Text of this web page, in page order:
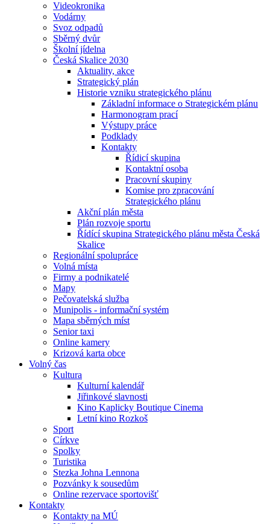
Videokronika
Vodárny
Svoz odpadů
Sběrný dvůr
Školní jídelna
Česká Skalice 2030
Aktuality, akce
Strategický plán
Historie vzniku strategického plánu
Základní informace o Strategickém plánu
Harmonogram prací
Výstupy práce
Podklady
Kontakty
Řídicí skupina
Kontaktní osoba
Pracovní skupiny
Komise pro zpracování
Strategického plánu
Akční plán města
Plán rozvoje sportu
Řídící skupina Strategického plánu města Česká
Skalice
Regionální spolupráce
Volná místa
Firmy a podnikatelé
Mapy
Pečovatelská služba
Munipolis - informační systém
Mapa sběrných míst
Senior taxi
Online kamery
Krizová karta obce
Volný čas
Kultura
Kulturní kalendář
Jiřinkové slavnosti
Kino Kaplicky Boutique Cinema
Letní kino Rozkoš
Sport
Církve
Spolky
Turistika
Stezka Johna Lennona
Pozvánky k sousedům
Online rezervace sportovišť
Kontakty
Kontakty na MÚ